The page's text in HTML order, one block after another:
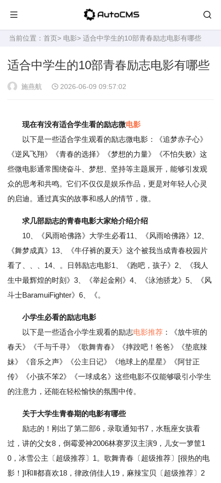
当前位置： 首页> 电影> 适合中学生的10部青春励志电影有哪些
适合中学生的10部青春励志电影有哪些
施燕航 2026-06-09 09:57:02
现在有没有适合学生看的励志微电影
以下是一些适合学生观看的励志微电影：《追梦赤子心》
《逆风飞翔》《青春的选择》《梦想的力量》《不怕失败》这
些微电影通常围绕奋斗、梦想、坚持等主题展开，能够引发观
众的思考和共鸣。它们不仅仅是娱乐作品，更是对年轻人心灵
的启迪。通过真实的故事和感人的情节，微。
求几部励志的青春电影大家给介绍介绍
10、《风雨哈佛路》大学生必看11、《风雨哈佛路》12、
《舞梦成真》13、《牛仔裤的夏天》这个被我当成青春校园片
看了、、、14、。日韩励志电影1、《跑吧，孩子》2、《我人
生中最辉煌的时刻》3、《举起金刚》4、《泳池骄龙》5、《风
斗士BaramuiFighter》6、《。
小学生必看的励志电影
以下是一些适合小学生观看的励志电影推荐 ：《放牛班的
春天》《千与千寻》《歌舞青春》《摔跤吧！爸爸》《垫底辣
妹》《音乐之声》《公主日记》《地球上的星星》《阿甘正
传》《小孩不笨2》《一球成名》这些电影不仅能够吸引小学生
的注意力，还能在轻松愉快的氛围中传。
关于大学生青春期的电影有哪些
励志的！刚出了第二部6，录取通知书7，水瓶座女孩看
过，讲的父女8，倒霉爱神2006林赛罗汉主演9，儿女一箩筐1
0，冰雪公主〔超级推荐〕1。歌舞青春〔超级推荐〕[很热的电
影！]Ⅰ和Ⅱ都喜欢18，律政俏佳人19，麻辣宝贝〔超级推荐〕2